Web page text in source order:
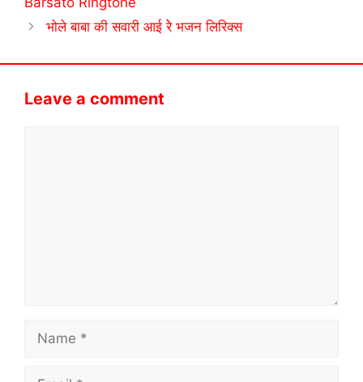
भोले बाबा की सवारी आई रेे भजन लिरिक्स
Leave a comment